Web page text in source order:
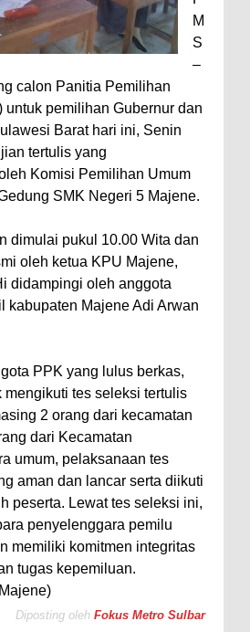
M
S
–
calon Panitia Pemilihan
untuk pemilihan Gubernur dan
Barat hari ini, Senin
tertulis yang
Komisi Pemilihan Umum
SMK Negeri 5 Majene.
dimulai pukul 10.00 Wita dan
oleh ketua KPU Majene,
didampingi oleh anggota
kabupaten Majene Adi Arwan
PPK yang lulus berkas,
mengikuti tes seleksi tertulis
2 orang dari kecamatan
dari Kecamatan
umum, pelaksanaan tes
aman dan lancar serta diikuti
peserta. Lewat tes seleksi ini,
penyelenggara pemilu
memiliki komitmen integritas
tugas kepemiluan.
Diposting oleh Fokus Metro Sulbar